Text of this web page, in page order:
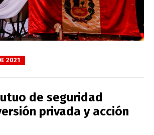
2021
de seguridad
privada y acción